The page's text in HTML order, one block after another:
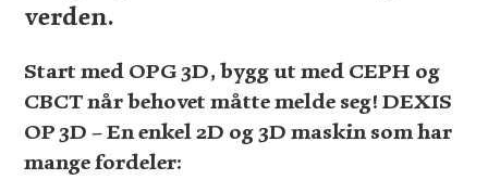
verden.
Start med OPG 3D, bygg ut med CEPH og
CBCT når behovet måtte melde seg! DEXIS
OP 3D – En enkel 2D og 3D maskin som har
mange fordeler: